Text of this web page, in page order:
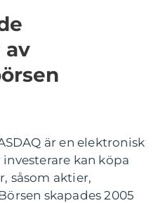
av
är en elektronisk
kan köpa
såsom aktier,
skapades 2005